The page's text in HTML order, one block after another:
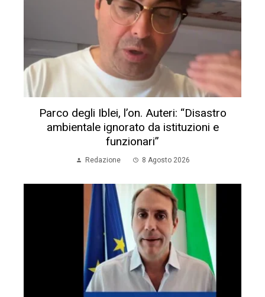
Parco degli Iblei, l’on. Auteri: “Disastro
ambientale ignorato da istituzioni e
funzionari”
Redazione 8 Agosto 2026